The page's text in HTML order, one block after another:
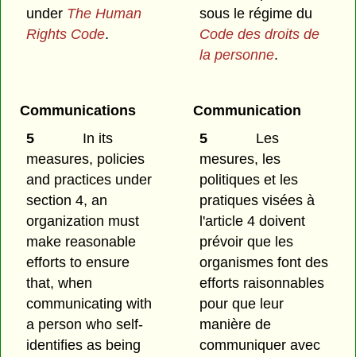
under The Human
Rights Code.
sous le régime du
Code des droits de
la personne.
Communications
5
In its
measures, policies
and practices under
section 4, an
organization must
make reasonable
efforts to ensure
that, when
communicating with
a person who self-
identifies as being
Communication
5
Les
mesures, les
politiques et les
pratiques visées à
l'article 4 doivent
prévoir que les
organismes font des
efforts raisonnables
pour que leur
manière de
communiquer avec